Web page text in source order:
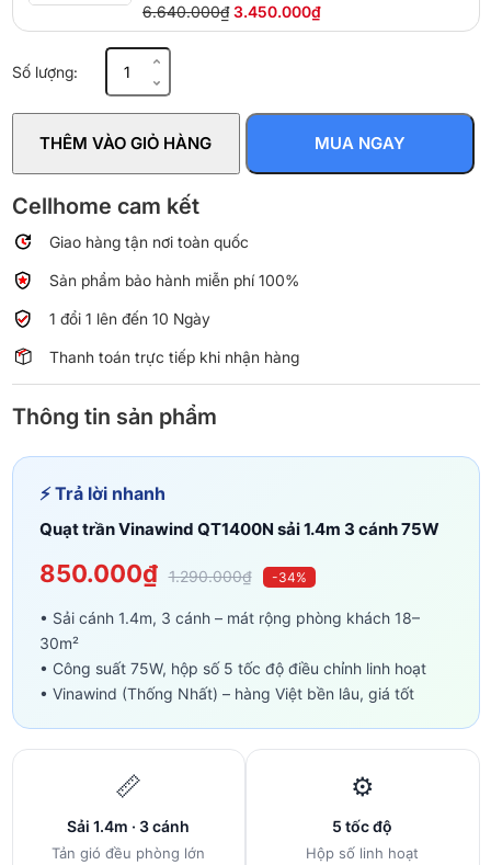
6.640.000₫ 3.450.000₫
Số lượng:
Quạt
trần
sải
1.4m
cánh
75W
lượng
THÊM VÀO GIỎ HÀNG MUA NGAY
Cellhome cam kết
Giao hàng tận nơi toàn quốc
Sản phẩm bảo hành miễn phí 100%
1 đổi 1 lên đến 10 Ngày
Thanh toán trực tiếp khi nhận hàng
Thông tin sản phẩm
⚡ Trả lời nhanh
Quạt trần Vinawind QT1400N sải 1.4m 3 cánh 75W
850.000₫ 1.290.000₫ -34%
• Sải cánh 1.4m, 3 cánh – mát rộng phòng khách 18–
30m²
• Công suất 75W, hộp số 5 tốc độ điều chỉnh linh hoạt
• Vinawind (Thống Nhất) – hàng Việt bền lâu, giá tốt
📏
Sải 1.4m · 3 cánh
Tản gió đều phòng lớn
⚙️
5 tốc độ
Hộp số linh hoạt